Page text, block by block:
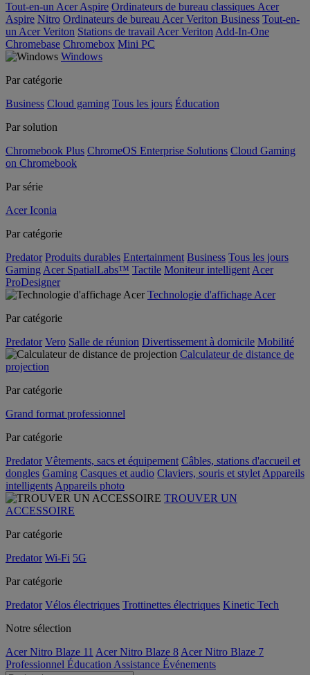
Tout-en-un Acer Aspire Ordinateurs de bureau classiques Acer
Aspire Nitro Ordinateurs de bureau Acer Veriton Business Tout-en-
un Acer Veriton Stations de travail Acer Veriton Add-In-One
Chromebase Chromebox Mini PC
Windows
Par catégorie
Business Cloud gaming Tous les jours Éducation
Par solution
Chromebook Plus ChromeOS Enterprise Solutions Cloud Gaming
on Chromebook
Par série
Acer Iconia
Par catégorie
Predator Produits durables Entertainment Business Tous les jours
Gaming Acer SpatialLabs™ Tactile Moniteur intelligent Acer
ProDesigner
Technologie d'affichage Acer
Par catégorie
Predator Vero Salle de réunion Divertissement à domicile Mobilité
Calculateur de distance de
projection
Par catégorie
Grand format professionnel
Par catégorie
Predator Vêtements, sacs et équipement Câbles, stations d'accueil et
dongles Gaming Casques et audio Claviers, souris et stylet Appareils
intelligents Appareils photo
TROUVER UN
ACCESSOIRE
Par catégorie
Predator Wi-Fi 5G
Par catégorie
Predator Vélos électriques Trottinettes électriques Kinetic Tech
Notre sélection
Acer Nitro Blaze 11 Acer Nitro Blaze 8 Acer Nitro Blaze 7
Professionnel Éducation Assistance Événements